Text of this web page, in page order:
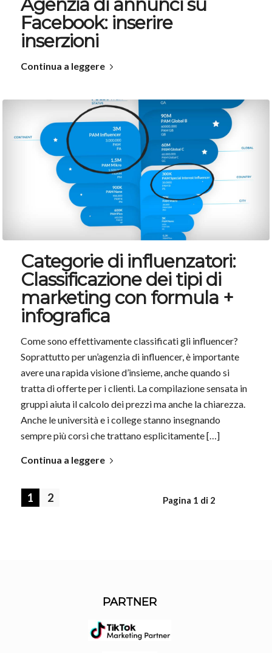
Agenzia di annunci su
Facebook: inserire
inserzioni
Continua a leggere
Categorie di influenzatori:
Classificazione dei tipi di
marketing con formula +
infografica
Come sono effettivamente classificati gli influencer?
Soprattutto per un’agenzia di influencer, è importante
avere una rapida visione d’insieme, anche quando si
tratta di offerte per i clienti. La compilazione sensata in
gruppi aiuta il calcolo dei prezzi ma anche la chiarezza.
Anche le università e i college stanno insegnando
sempre più corsi che trattano esplicitamente […]
Continua a leggere
Pagina 1 di 2
1 2
PARTNER